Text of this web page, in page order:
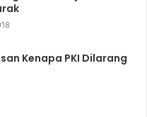
Kenapa PKI Dilarang